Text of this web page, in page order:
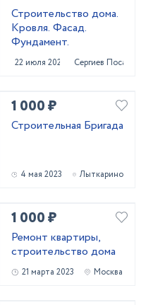
Строительство дома.
Кровля. Фасад.
Фундамент.
22 июля 2023 Сергиев Посад
1 000 ₽
Строительная Бригада
4 мая 2023 Лыткарино
1 000 ₽
Ремонт квартиры,
строительство дома
21 марта 2023 Москва